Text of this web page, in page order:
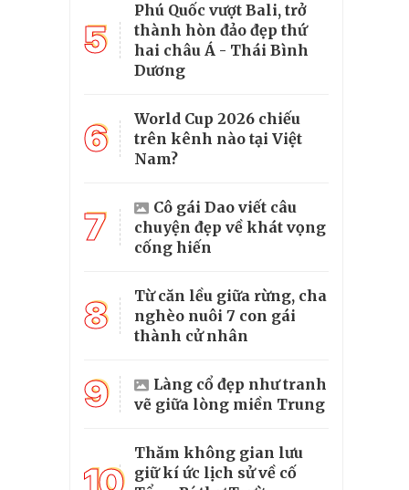
5
Phú Quốc vượt Bali, trở
thành hòn đảo đẹp thứ
hai châu Á - Thái Bình
Dương
6
World Cup 2026 chiếu
trên kênh nào tại Việt
Nam?
7
Cô gái Dao viết câu
chuyện đẹp về khát vọng
cống hiến
8
Từ căn lều giữa rừng, cha
nghèo nuôi 7 con gái
thành cử nhân
9
Làng cổ đẹp như tranh
vẽ giữa lòng miền Trung
Thăm không gian lưu
giữ kí ức lịch sử về cố